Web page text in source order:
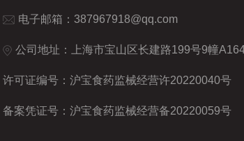
电子邮箱：387967918@qq.com
公司地址：上海市宝山区长建路199号9幢
许可证编号：沪宝食药监械经营许20220040号
备案凭证号：沪宝食药监械经营备20220059号